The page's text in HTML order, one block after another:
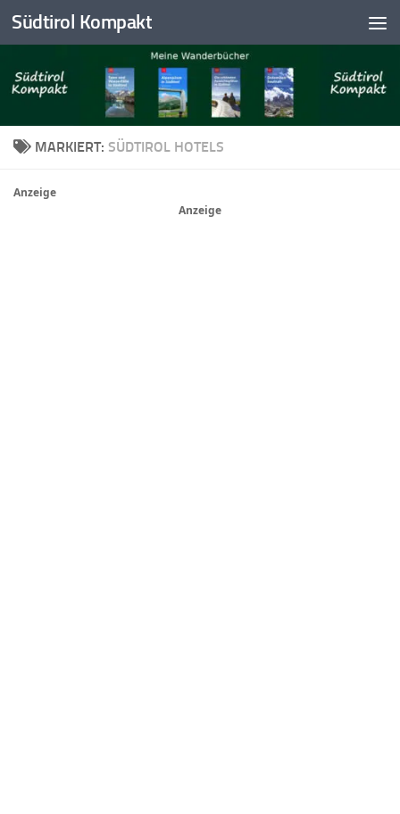
Skip to content
Südtirol Kompakt
MARKIERT: SÜDTIROL HOTELS
Anzeige
Anzeige